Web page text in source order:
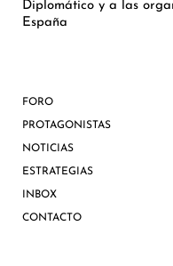
Diplomático y a las
España
FORO
PROTAGONISTAS
NOTICIAS
ESTRATEGIAS
INBOX
CONTACTO